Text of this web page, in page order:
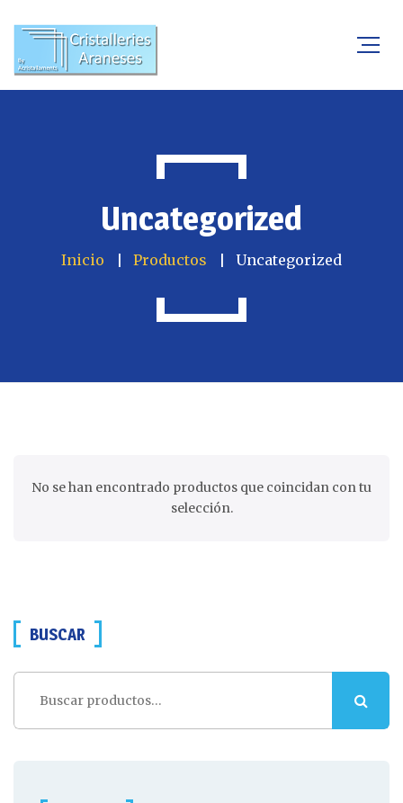
Uncategorized
Inicio Productos Uncategorized
No se han encontrado productos que coincidan con tu
selección.
BUSCAR